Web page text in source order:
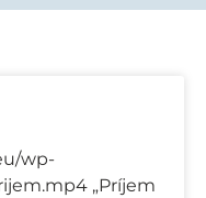
wp-
„Príjem